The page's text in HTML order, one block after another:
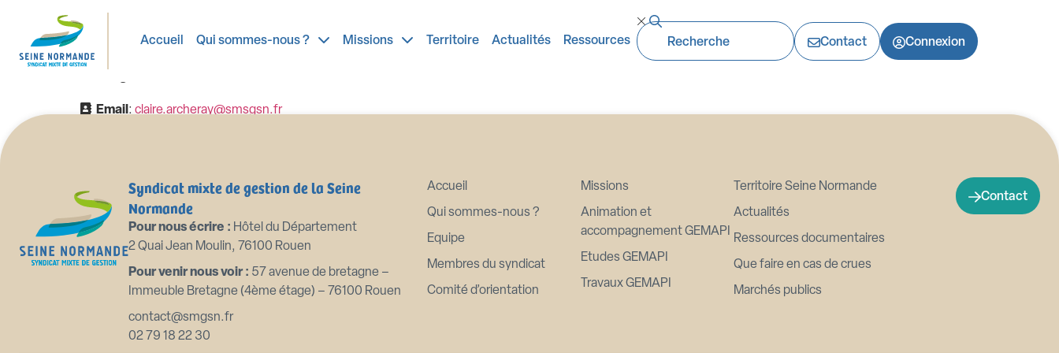
Accueil Qui sommes-nous ? Missions Territoire Actualités Ressources Contact Connexion
Claire ARCHERAY
Chargée de travaux GEMA
Email : claire.archeray@smsgsn.fr
Syndicat mixte de gestion de la Seine
Normande
Pour nous écrire : Hôtel du Département
2 Quai Jean Moulin, 76100 Rouen
Pour venir nous voir : 57 avenue de bretagne –
Immeuble Bretagne (4ème étage) – 76100 Rouen
contact@smgsn.fr
02 79 18 22 30
Accueil
Qui sommes-nous ?
Equipe
Membres du syndicat
Comité d’orientation
Missions
Animation et
accompagnement GEMAPI
Etudes GEMAPI
Travaux GEMAPI
Territoire Seine Normande
Actualités
Ressources documentaires
Que faire en cas de crues
Marchés publics
Contact